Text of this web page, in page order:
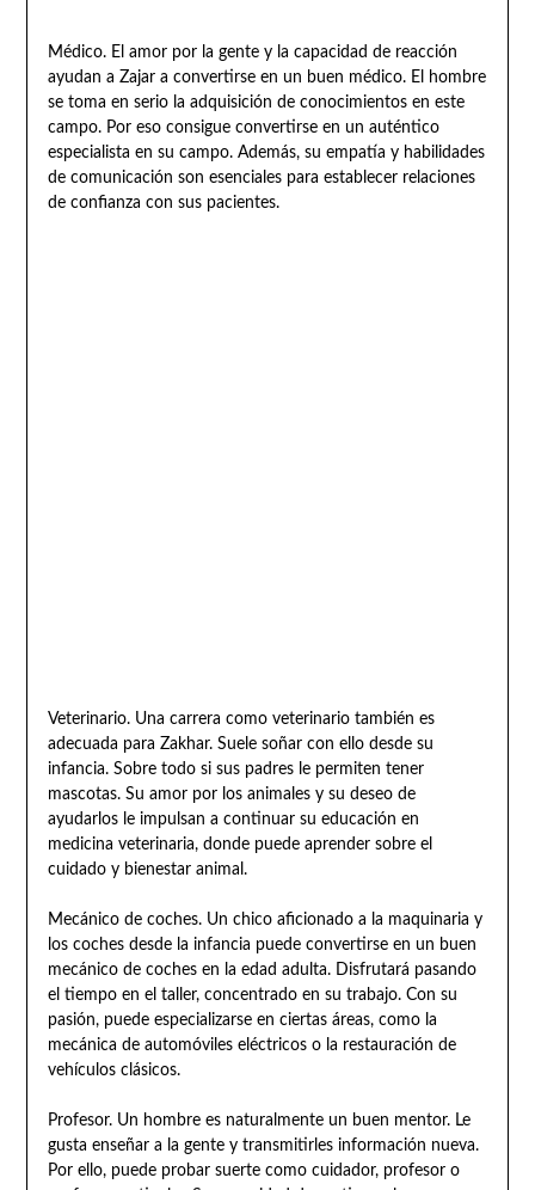
Médico. El amor por la gente y la capacidad de reacción
ayudan a Zajar a convertirse en un buen médico. El hombre
se toma en serio la adquisición de conocimientos en este
campo. Por eso consigue convertirse en un auténtico
especialista en su campo. Además, su empatía y habilidades
de comunicación son esenciales para establecer relaciones
de confianza con sus pacientes.
Veterinario. Una carrera como veterinario también es
adecuada para Zakhar. Suele soñar con ello desde su
infancia. Sobre todo si sus padres le permiten tener
mascotas. Su amor por los animales y su deseo de
ayudarlos le impulsan a continuar su educación en
medicina veterinaria, donde puede aprender sobre el
cuidado y bienestar animal.
Mecánico de coches. Un chico aficionado a la maquinaria y
los coches desde la infancia puede convertirse en un buen
mecánico de coches en la edad adulta. Disfrutará pasando
el tiempo en el taller, concentrado en su trabajo. Con su
pasión, puede especializarse en ciertas áreas, como la
mecánica de automóviles eléctricos o la restauración de
vehículos clásicos.
Profesor. Un hombre es naturalmente un buen mentor. Le
gusta enseñar a la gente y transmitirles información nueva.
Por ello, puede probar suerte como cuidador, profesor o